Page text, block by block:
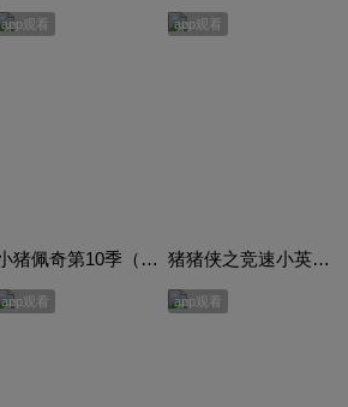
app观看
小猪佩奇第10季（Peppa Pig Season 10）（中文版） 有声音频
app观看
猪猪侠之竞速小英雄合集
app观看 app观看